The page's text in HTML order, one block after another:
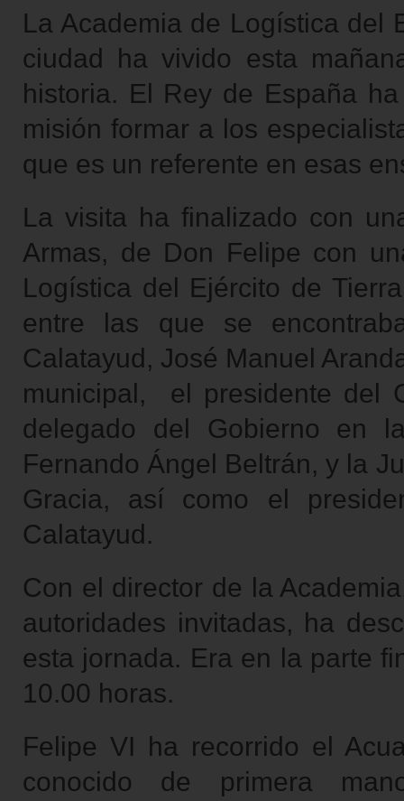
La Academia de Logística del
ciudad ha vivido esta
historia. El Rey de España
misión formar a los
que es un referente en esas
La visita ha finalizado con
Armas, de Don Felipe con
Logística del Ejército de
entre las que se
Calatayud, José Manuel
municipal, el presidente del
delegado del Gobierno en
Fernando Ángel Beltrán, y la
Gracia, así como el
Calatayud.
Con el director de la
autoridades invitadas, ha
esta jornada. Era en la parte
10.00 horas.
Felipe VI ha recorrido el
conocido de primera